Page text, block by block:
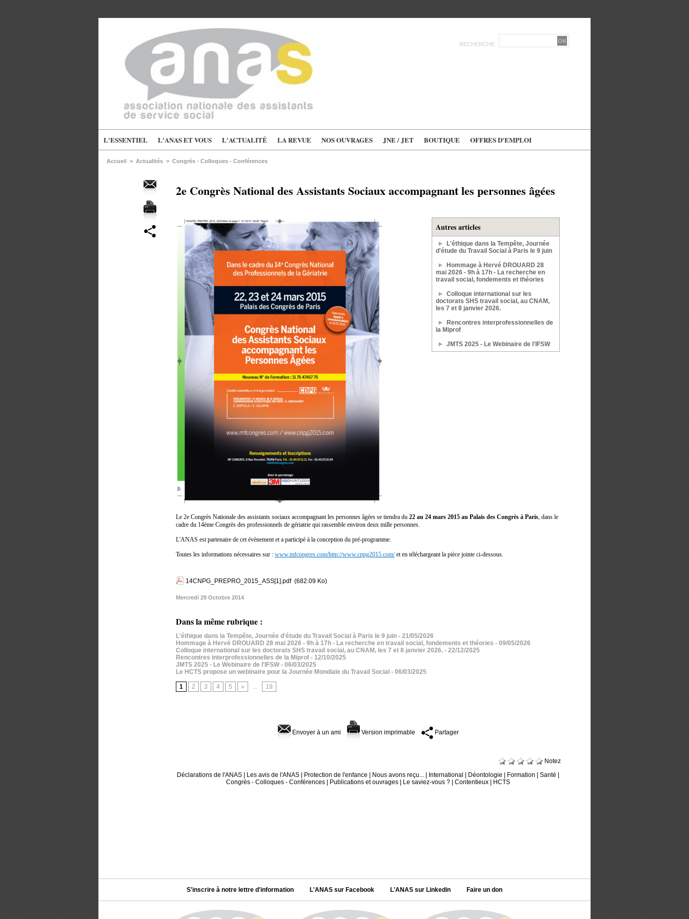
RECHERCHE
L'ESSENTIEL L'ANAS ET VOUS L'ACTUALITÉ LA REVUE NOS OUVRAGES JNE / JET BOUTIQUE OFFRES D'EMPLOI
Accueil > Actualités > Congrès - Colloques - Conférences
2e Congrès National des Assistants Sociaux accompagnant les personnes âgées
Autres articles
L'éthique dans la Tempête, Journée
d'étude du Travail Social à Paris le 9 juin
Hommage à Hervé DROUARD 28
mai 2026 - 9h à 17h - La recherche en
travail social, fondements et théories
Colloque international sur les
doctorats SHS travail social, au CNAM,
les 7 et 8 janvier 2026.
Rencontres interprofessionnelles de
la Miprof
JMTS 2025 - Le Webinaire de l'IFSW
Le 2e Congrès Nationale des assistants sociaux accompagnant les personnes âgées se tiendra du 22 au 24 mars 2015 au Palais des Congrès à Paris, dans le
cadre du 14ème Congrès des professionnels de gériatrie qui rassemble environ deux mille personnes.
L'ANAS est partenaire de cet évènement et a participé à la conception du pré-programme.
Toutes les informations nécessaires sur : www.mfcongres.com/http://www.cnpg2015.com/et en téléchargeant la pièce jointe ci-dessous.
14CNPG_PREPRO_2015_ASS[1].pdf (682.09 Ko)
Mercredi 29 Octobre 2014
Dans la même rubrique :
L'éthique dans la Tempête, Journée d'étude du Travail Social à Paris le 9 juin - 21/05/2026
Hommage à Hervé DROUARD 28 mai 2026 - 9h à 17h - La recherche en travail social, fondements et théories - 09/05/2026
Colloque international sur les doctorats SHS travail social, au CNAM, les 7 et 8 janvier 2026. - 22/12/2025
Rencontres interprofessionnelles de la Miprof - 12/10/2025
JMTS 2025 - Le Webinaire de l'IFSW - 06/03/2025
Le HCTS propose un webinaire pour la Journée Mondiale du Travail Social - 06/03/2025
1 2 3 4 5 » ... 19
Envoyer à un ami Version imprimable Partager
Notez
Déclarations de l'ANAS
Les avis de l'ANAS Protection de l'enfance Nous avons reçu... International Déontologie Formation |Santé
Congrès - Colloques - Conférences
Publications et ouvrages Le saviez-vous ? |Contentieux HCTS
S'inscrire à notre lettre d'information L'ANAS sur Facebook L'ANAS sur Linkedin Faire un don